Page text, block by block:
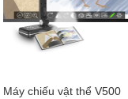
Máy chiếu vật thể V500